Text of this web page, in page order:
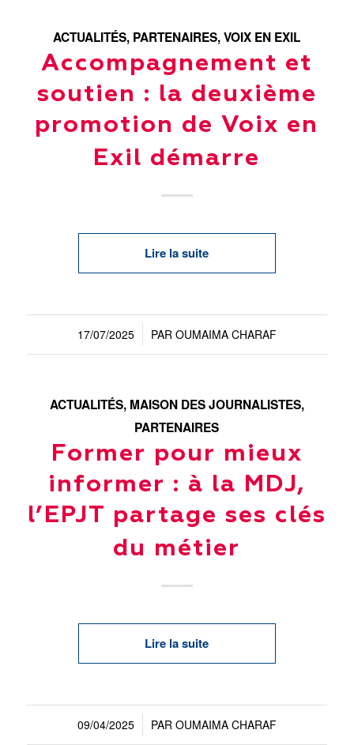
ACTUALITÉS, PARTENAIRES,VOIX EN EXIL
Accompagnement et
soutien : la deuxième
promotion de Voix en
Exil démarre
Lire la suite
17/07/2025
/ PAR OUMAIMA CHARAF
ACTUALITÉS, MAISON DES JOURNALISTES,
PARTENAIRES
Former pour mieux
informer : à la MDJ,
l’EPJT partage ses clés
du métier
Lire la suite
09/04/2025
/ PAR OUMAIMA CHARAF